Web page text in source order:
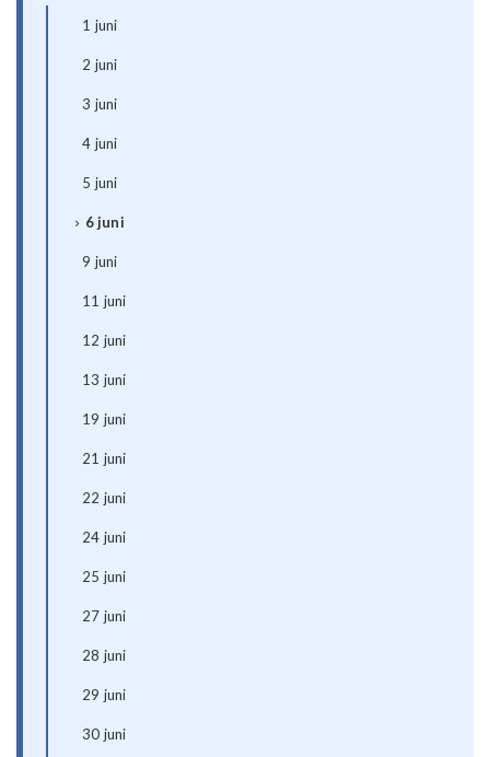
1 juni
2 juni
3 juni
4 juni
5 juni
6 juni
9 juni
11 juni
12 juni
13 juni
19 juni
21 juni
22 juni
24 juni
25 juni
27 juni
28 juni
29 juni
30 juni